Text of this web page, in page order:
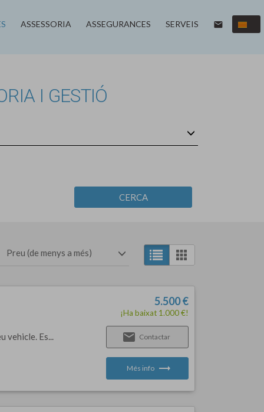
ASSESSORIA ASSEGURANCES SERVEIS email
I GESTIÓ
CERCA
Preu (de menys a més)
vehicle. Es...
5.500 €
¡Ha baixat 1.000 €!
email Contactar
Més info trending_flat